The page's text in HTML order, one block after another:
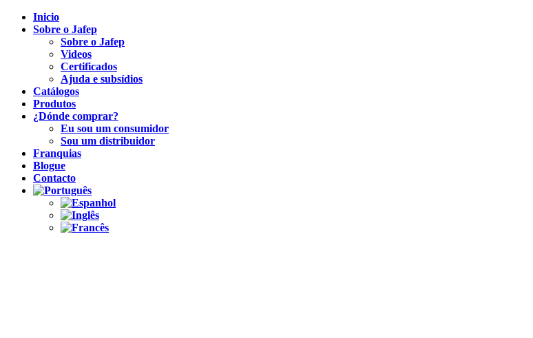
Inicio
Sobre o Jafep
Sobre o Jafep
Videos
Certificados
Ajuda e subsídios
Catálogos
Produtos
¿Dónde comprar?
Eu sou um consumidor
Sou um distribuidor
Franquias
Blogue
Contacto